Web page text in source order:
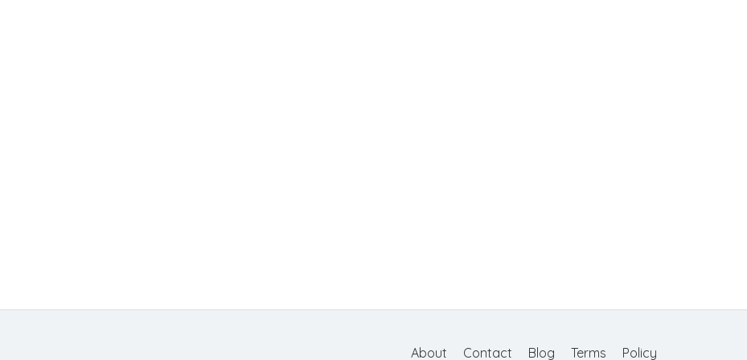
Policy
Terms
Blog
Contact
About